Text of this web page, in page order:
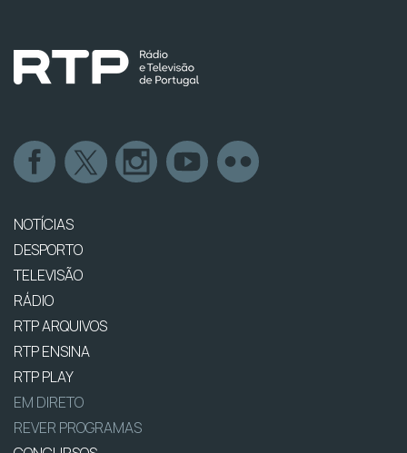
NOTÍCIAS
DESPORTO
TELEVISÃO
RÁDIO
RTP ARQUIVOS
RTP ENSINA
RTP PLAY
EM DIRETO
REVER PROGRAMAS